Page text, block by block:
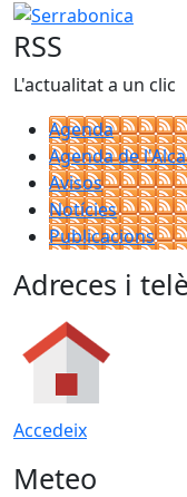
Serrabonica
RSS
L'actualitat a un clic
Agenda
Agenda de
Avisos
Notícies
Publicacions
Adreces i
Accedeix
Meteo